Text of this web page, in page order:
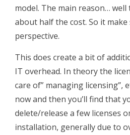
model. The main reason…
about half the cost. So it
perspective.
This does create a bit of
IT overhead. In theory the
care of” managing licensing”,
now and then you’ll find that
delete/release a few licenses
installation, generally due to